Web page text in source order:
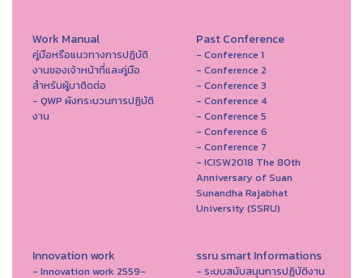
Work Manual
คู่มือหรือแนวทางการปฏิบัติ
งานของเจ้าหน้าที่และคู่มือ
สำหรับผู้มาติดต่อ
- QWP ผังกระบวนการปฏิบัติ
งาน
Past Conference
- Conference 1
- Conference 2
- Conference 3
- Conference 4
- Conference 5
- Conference 6
- Conference 7
- ICISW2018 The 80th
Anniversary of Suan
Sunandha Rajabhat
University (SSRU)
Innovation work
- Innovation work 2559-
ssru smart Informations
- ระบบสนับสนุนการปฏิบัติงาน